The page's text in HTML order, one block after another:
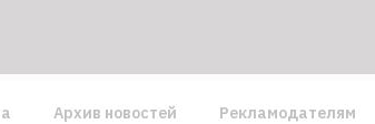
Архив новостей Рекламодателям